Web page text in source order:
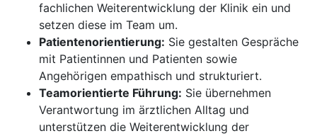
fachlichen Weiterentwicklung der Klinik ein und
setzen diese im Team um.
Patientenorientierung: Sie gestalten Gespräche
mit Patientinnen und Patienten sowie
Angehörigen empathisch und strukturiert.
Teamorientierte Führung: Sie übernehmen
Verantwortung im ärztlichen Alltag und
unterstützen die Weiterentwicklung der